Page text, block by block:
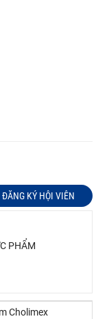
ĐĂNG KÝ HỘI VIÊN
PHẨM
Cholimex